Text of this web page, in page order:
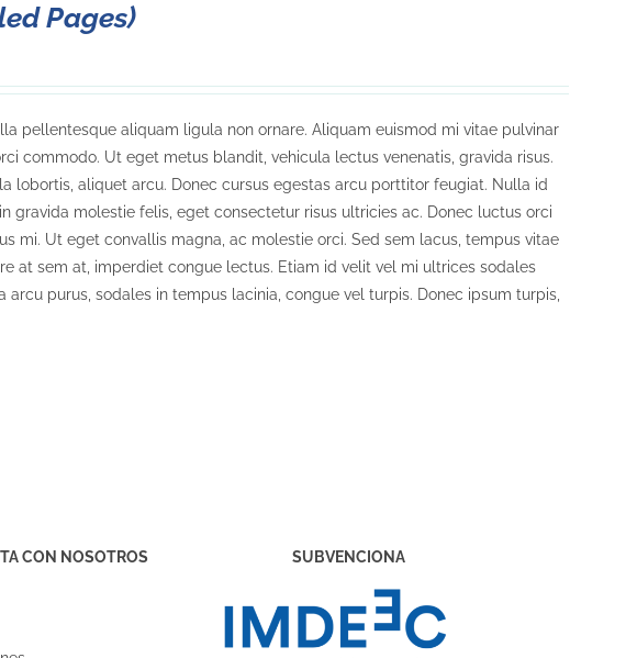
Pages)
pellentesque aliquam ligula non ornare. Aliquam euismod mi vitae pulvinar
commodo. Ut eget metus blandit, vehicula lectus venenatis, gravida risus.
lobortis, aliquet arcu. Donec cursus egestas arcu porttitor feugiat. Nulla id
gravida molestie felis, eget consectetur risus ultricies ac. Donec luctus orci
mi. Ut eget convallis magna, ac molestie orci. Sed sem lacus, tempus vitae
at sem at, imperdiet congue lectus. Etiam id velit vel mi ultrices sodales
purus, sodales in tempus lacinia, congue vel turpis. Donec ipsum turpis,
CON NOSOTROS SUBVENCIONA